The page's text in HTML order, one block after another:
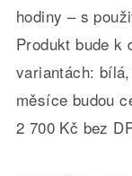
hodiny – s
Produkt bude k
variantách:
měsíce budou
2 700 Kč bez